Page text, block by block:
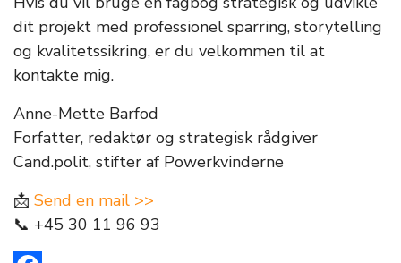
dit projekt med professionel sparring, storytelling
og kvalitetssikring, er du velkommen til at
kontakte mig.
Anne-Mette Barfod
Forfatter, redaktør og strategisk rådgiver
Cand.polit, stifter af Powerkvinderne
📩 Send en mail >>
📞 +45 30 11 96 93